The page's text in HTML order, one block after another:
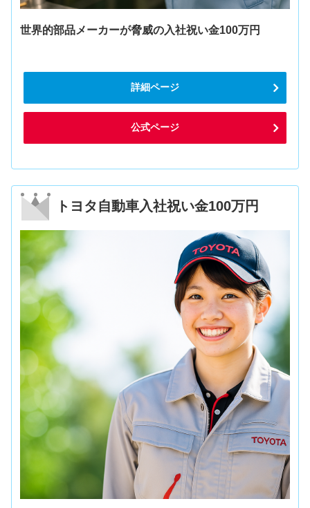
世界的部品メーカーが脅威の入社祝い金100万円
詳細ページ
公式ページ
トヨタ自動車入社祝い金100万円